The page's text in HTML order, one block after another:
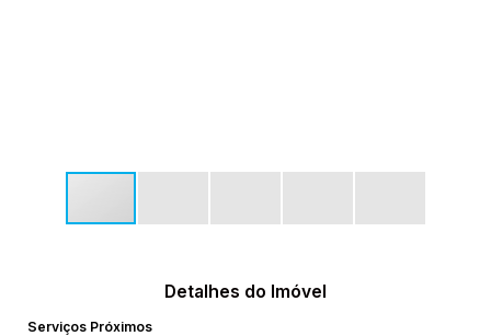
Detalhes do Imóvel
Serviços Próximos